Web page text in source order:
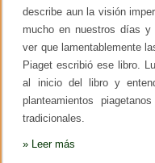
describe aun la visión
mucho en nuestros días y
ver que lamentablemente
Piaget escribió ese libro.
al inicio del libro y
planteamientos
tradicionales.
» Leer más